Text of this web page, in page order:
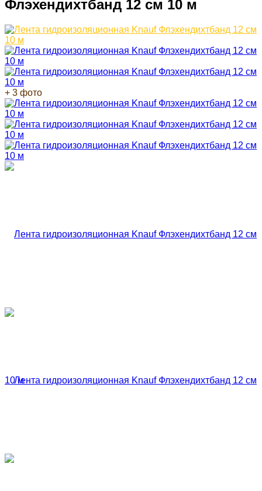
Флэхендихтбанд 12 см 10 м
+ 3 фото